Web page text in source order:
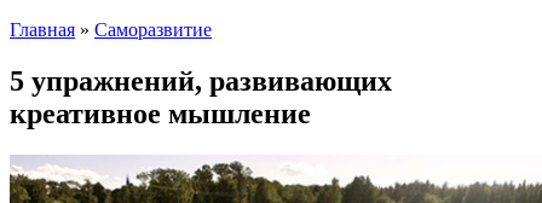
Главная » Саморазвитие
5 упражнений, развивающих
креативное мышление